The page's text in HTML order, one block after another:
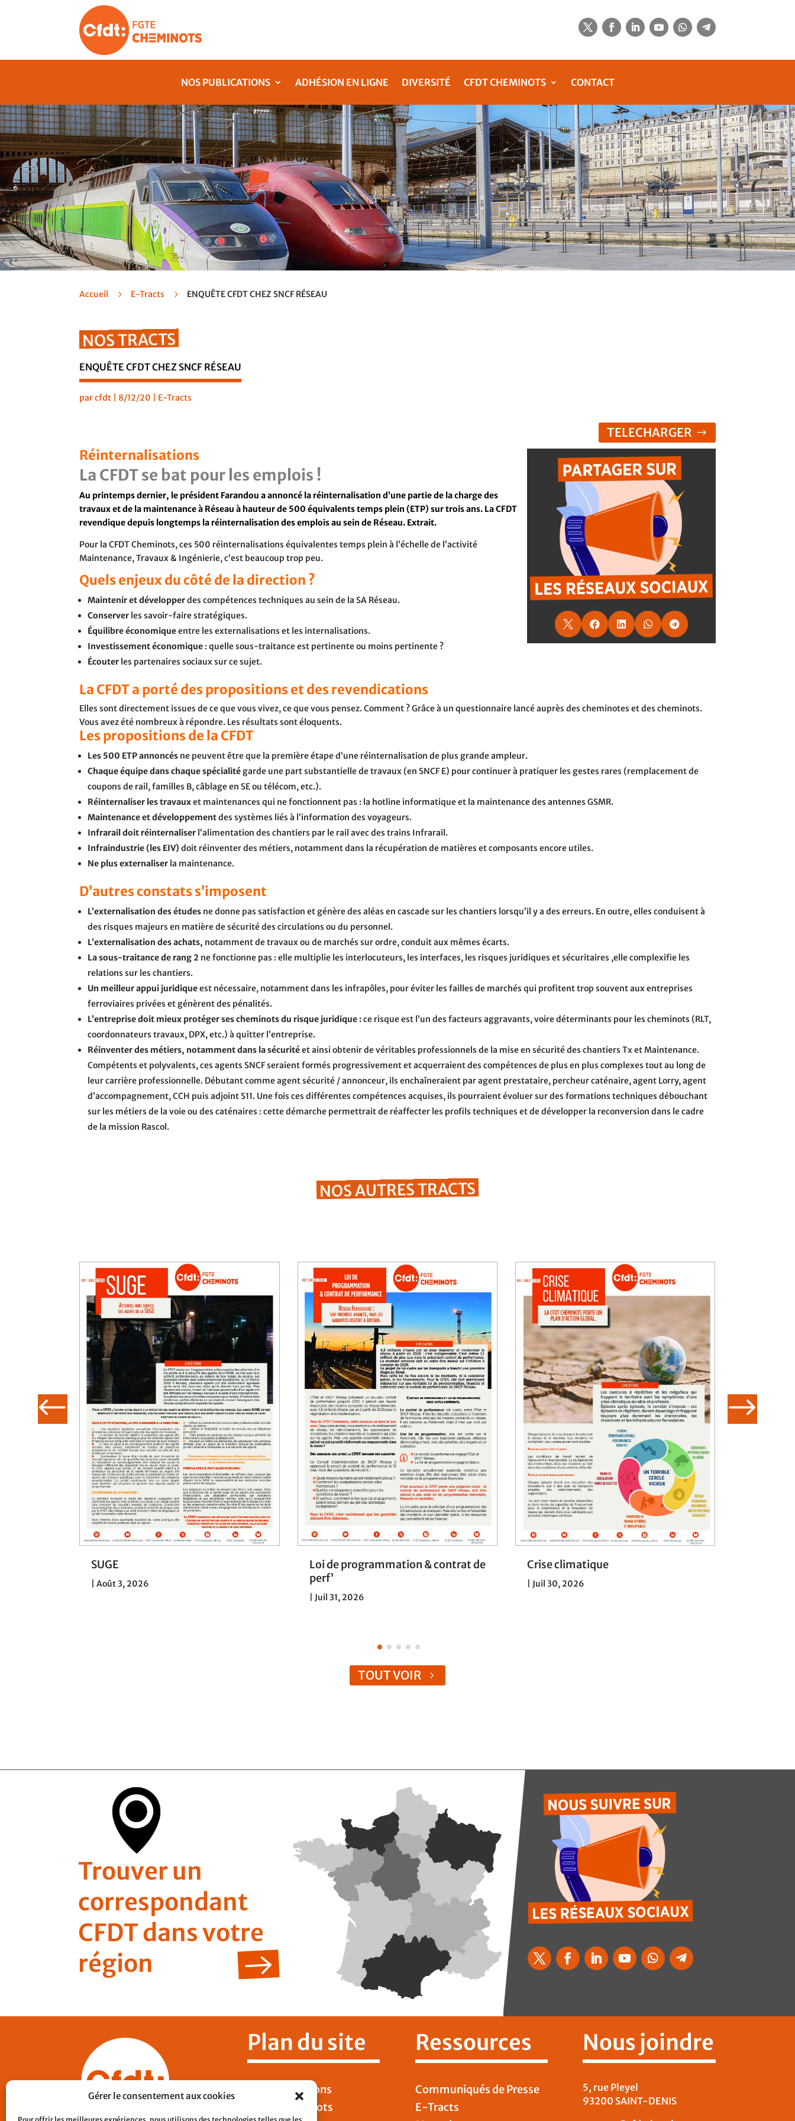
Gérer le consentement aux cookies
NOS PUBLICATIONS ADHÉSION EN LIGNE DIVERSITÉ CFDT CHEMINOTS CONTACT
Accueil 5 E-Tracts 5 ENQUÊTE CFDT CHEZ SNCF RÉSEAU
NOS TRACTS
ENQUÊTE CFDT CHEZ SNCF RÉSEAU
parcfdt 8/12/20 E-Tracts
TELECHARGER
    
Réinternalisations
La CFDT se bat pour les emplois !
Au printemps dernier, le président Farandou a annoncé la réinternalisation d’une partie de la charge des
travaux et de la maintenance à Réseau à hauteur de 500 équivalents temps plein (ETP) sur trois ans. La CFDT
revendique depuis longtemps la réinternalisation des emplois au sein de Réseau. Extrait.
Pour la CFDT Cheminots, ces 500 réinternalisations équivalentes temps plein à l’échelle de l’activité
Maintenance, Travaux & Ingénierie, c’est beaucoup trop peu.
Quels enjeux du côté de la direction ?
Maintenir et développerdes compétences techniques au sein de la SA Réseau.
Conserver les savoir-faire stratégiques.
Équilibre économiqueentre les externalisations et les internalisations.
Investissement économique : quelle sous-traitance est pertinente ou moins pertinente ?
Écouter les partenaires sociaux sur ce sujet.
La CFDT a porté des propositions et des revendications
Elles sont directement issues de ce que vous vivez, ce que vous pensez. Comment ? Grâce à un questionnaire lancé auprès des cheminotes et des cheminots.
Vous avez été nombreux à répondre. Les résultats sont éloquents.
Les propositions de la CFDT
Les 500 ETP annoncés ne peuvent être que la première étape d’une réinternalisation de plus grande ampleur.
Chaque équipe dans chaque spécialitégarde une part substantielle de travaux (en SNCF E) pour continuer à pratiquer les gestes rares (remplacement de
coupons de rail, familles B, câblage en SE ou télécom, etc.).
Réinternaliser les travauxet maintenances qui ne fonctionnent pas : la hotline informatique et la maintenance des antennes GSMR.
Maintenance et développementdes systèmes liés à l’information des voyageurs.
Infrarail doit réinternaliser l’alimentation des chantiers par le rail avec des trains Infrarail.
Infraindustrie (les EIV) doit réinventer des métiers, notamment dans la récupération de matières et composants encore utiles.
Ne plus externaliser la maintenance.
D’autres constats s’imposent
L’externalisation des études ne donne pas satisfaction et génère des aléas en cascade sur les chantiers lorsqu’il y a des erreurs. En outre, elles conduisent à
des risques majeurs en matière de sécurité des circulations ou du personnel.
L’externalisation des achats, notamment de travaux ou de marchés sur ordre, conduit aux mêmes écarts.
La sous-traitance de rang 2 ne fonctionne pas : elle multiplie les interlocuteurs, les interfaces, les risques juridiques et sécuritaires ,elle complexifie les
relations sur les chantiers.
Un meilleur appui juridiqueest nécessaire, notamment dans les infrapôles, pour éviter les failles de marchés qui profitent trop souvent aux entreprises
ferroviaires privées et génèrent des pénalités.
L’entreprise doit mieux protéger ses cheminots du risque juridique :ce risque est l’un des facteurs aggravants, voire déterminants pour les cheminots (RLT,
coordonnateurs travaux, DPX, etc.) à quitter l’entreprise.
Réinventer des métiers, notamment dans la sécuritéet ainsi obtenir de véritables professionnels de la mise en sécurité des chantiers Tx et Maintenance.
Compétents et polyvalents, ces agents SNCF seraient formés progressivement et acquerraient des compétences de plus en plus complexes tout au long de
leur carrière professionnelle. Débutant comme agent sécurité / annonceur, ils enchaîneraient par agent prestataire, percheur caténaire, agent Lorry, agent
d’accompagnement, CCH puis adjoint S11. Une fois ces différentes compétences acquises, ils pourraient évoluer sur des formations techniques débouchant
sur les métiers de la voie ou des caténaires : cette démarche permettrait de réaffecter les profils techniques et de développer la reconversion dans le cadre
de la mission Rascol.
NOS AUTRES TRACTS
SUGE
Août 3, 2026
Loi de programmation & contrat de
perf’
Juil 31, 2026
Crise climatique
Juil 30, 2026
TOUT VOIR
Trouver un
correspondant
CFDT dans votre
région
Plan du site
Nos Publications
CFDT Cheminots
Ressources
Communiqués de Presse
E-Tracts
Nous joindre
5, rue Pleyel
93200 SAINT-DENIS